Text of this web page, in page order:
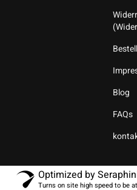
Blog
FAQs
Optimized by
Turns on site high speed to be